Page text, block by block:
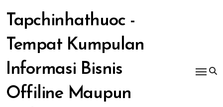
to
content
Tapchinhathuoc -
Tempat Kumpulan
Informasi Bisnis
Offiline Maupun